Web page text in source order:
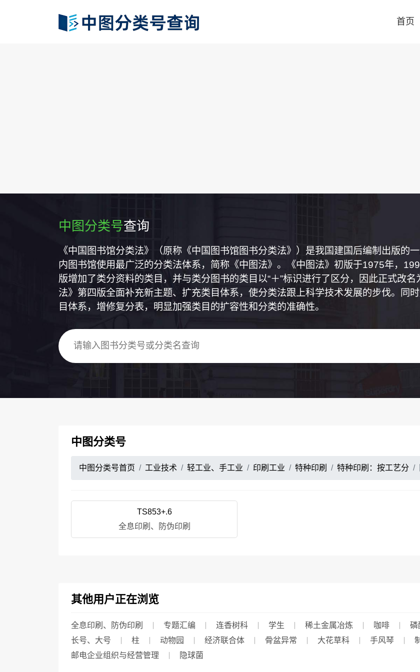
首页
中图分类号查询
《中国图书馆分类法》（原称《中国图书馆图书分类法》）是我国建国后编制出版的
内图书馆使用最广泛的分类法体系，简称《中图法》。《中图法》初版于1975年，
版增加了类分资料的类目，并与类分图书的类目以“＋”标识进行了区分，因此正式改
法》第四版全面补充新主题、扩充类目体系，使分类法跟上科学技术发展的步伐。同
目体系，增修复分表，明显加强类目的扩容性和分类的准确性。
中图分类号
中图分类号首页 工业技术 轻工业、手工业 印刷工业 特种印刷 特种印刷：按工艺分
TS853+.6
全息印刷、防伪印刷
其他用户正在浏览
全息印刷、防伪印刷 专题汇编 连香树科 学生 稀土金属冶炼 咖啡 磷
长号、大号
柱 动物园 经济联合体 骨盆异常 大花草科 手风琴
邮电企业组织与经营管理
隐球菌